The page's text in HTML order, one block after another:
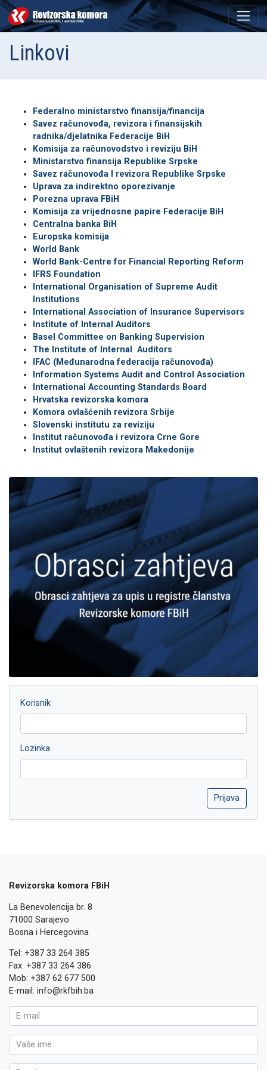
Linkovi
Federalno ministarstvo finansija/financija
Savez računovođa, revizora i finansijskih
radnika/djelatnika Federacije BiH
Komisija za računovodstvo i reviziju BiH
Ministarstvo finansija Republike Srpske
Savez računovođa I revizora Republike Srpske
Uprava za indirektno oporezivanje
Porezna uprava FBiH
Komisija za vrijednosne papire Federacije BiH
Centralna banka BiH
Europska komisija
World Bank
World Bank-Centre for Financial Reporting Reform
IFRS Foundation
International Organisation of Supreme Audit
Institutions
International Association of Insurance Supervisors
Institute of Internal Auditors
Basel Committee on Banking Supervision
The Institute of Internal Auditors
IFAC (Međunarodna federacija računovođa)
Information Systems Audit and Control Association
International Accounting Standards Board
Hrvatska revizorska komora
Komora ovlašćenih revizora Srbije
Slovenski institutu za reviziju
Institut računovođa i revizora Crne Gore
Institut ovlaštenih revizora Makedonije
Korisnik
Lozinka
Revizorska komora FBiH
La Benevolencija br. 8
71000 Sarajevo
Bosna i Hercegovina
Tel: +387 33 264 385
Fax: +387 33 264 386
Mob: +387 62 677 500
E-mail: info@rkfbih.ba